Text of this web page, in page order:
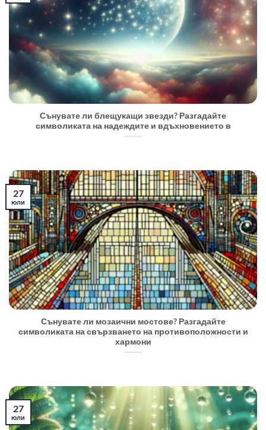
Сънувате ли блещукащи звезди? Разгадайте
символиката на надеждите и вдъхновението в
Сънувате ли мозаични мостове? Разгадайте
символиката на свързването на противоположности и
хармони
27
юли
27
юли